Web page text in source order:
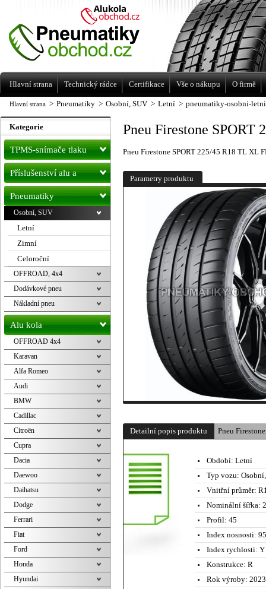
Hlavní strana > Pneumatiky > Osobní, SUV > Letní > pneumatiky-osobni-
Pneu Firestone
Pneu Firestone SPORT 225/45 R18 TL XL
Parametry produktu
Detailní popis produktu Pneu
Období: Letní
Typ vozu:
Vnitřní průměr:
Nominální šířka:
Profil: 45
Index nosnosti:
Index rychlosti: Y
Konstrukce: R
Rok výroby:
Kategorie
TPMS-snímače tlaku
Příslušenství alu a
pneu
Pneumatiky
Osobní, SUV
Letní
Zimní
Celoroční
OFFROAD, 4x4
Dodávkové pneu
Nákladní pneu
Alu kola
OFFROAD 4x4
Karavan
Alfa Romeo
Audi
BMW
Cadillac
Citroën
Cupra
Dacia
Daewoo
Daihatsu
Dodge
Ferrari
Fiat
Ford
Honda
Hyundai
Levné pneumatiky letní, zimní, Alu kola
a litá kola Racing Line
Hlavní strana Technický rádce Certifikace Vše o nákupu O firmě